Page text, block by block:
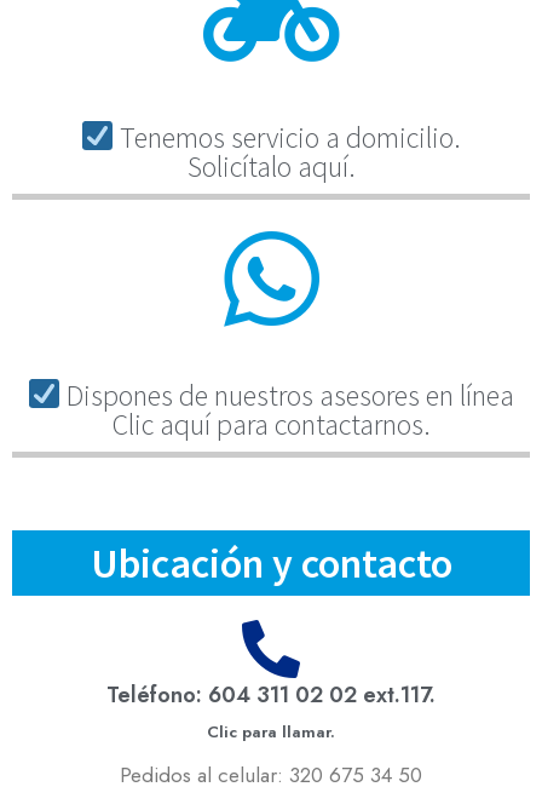
Tenemos servicio a domicilio.
Solicítalo aquí.
Dispones de nuestros asesores en línea
Clic aquí para contactarnos.
Ubicación y contacto
Teléfono: 604 311 02 02 ext.117.
Clic para llamar.
Pedidos al celular: 320 675 34 50